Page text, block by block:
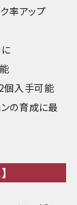
率アップ
個入手可能
の育成に最